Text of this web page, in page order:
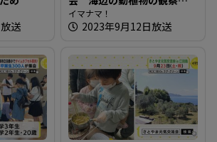
送
楽しむ
イマナマ！
2023年9月12日放送